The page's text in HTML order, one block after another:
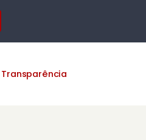
Transparência